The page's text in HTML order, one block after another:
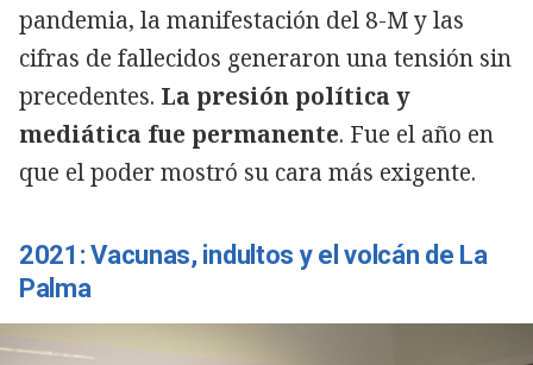
pandemia, la manifestación del 8-M y las
cifras de fallecidos generaron una tensión sin
precedentes. La presión política y
mediática fue permanente. Fue el año en
que el poder mostró su cara más exigente.
2021: Vacunas, indultos y el volcán de La
Palma